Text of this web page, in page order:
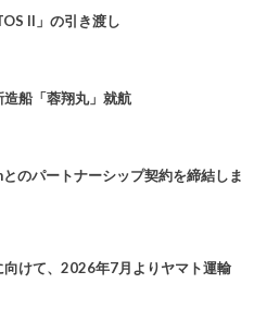
II」の引き渡し
船「蓉翔丸」就航
のパートナーシップ契約を締結しま
向けて、2026年7月よりヤマト運輸